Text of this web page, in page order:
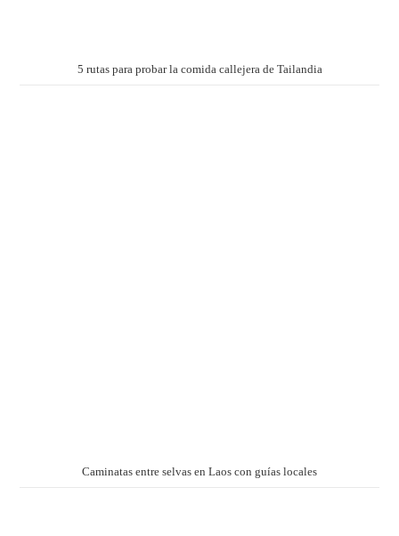
5 rutas para probar la comida callejera de Tailandia
Caminatas entre selvas en Laos con guías locales